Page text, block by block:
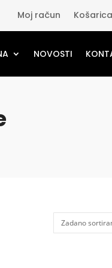
Moj račun Košarica
NOVOSTI